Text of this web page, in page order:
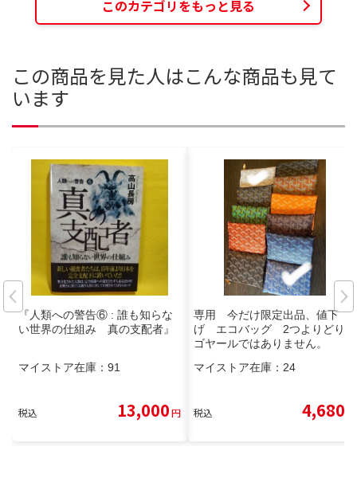
このカテゴリをもっと見る
この商品を見た人はこんな商品も見て
います
『人類への警告⑥ : 誰も知らな
い世界の仕組み 真の支配者』
マイストア在庫： 91
税込 13,000円
専用 今だけ限定出品、値下
げ エコバッグ 2つよりどり
ゴヤールではありません。
マイストア在庫： 24
税込 4,680